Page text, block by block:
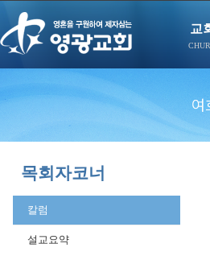
교
목회자코너
칼럼
설교요약